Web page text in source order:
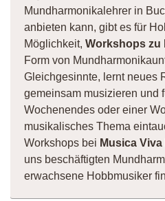
Mundharmonikalehrer in
anbieten kann, gibt es für
Möglichkeit, Workshops zu
Form von
Gleichgesinnte, lernt neues
gemeinsam musizieren und
Wochenendes oder einer
musikalisches Thema
Workshops bei Musica
uns beschäftigten
erwachsene Hobbmusiker